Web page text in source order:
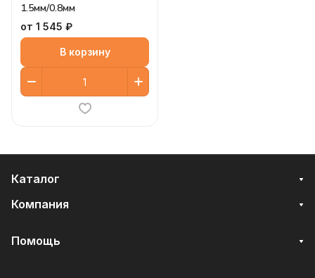
1.5мм/0.8мм
от 1 545 ₽
В корзину
Каталог
Компания
Помощь